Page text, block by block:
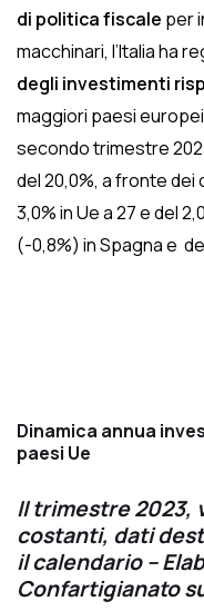
di politica fiscale per
macchinari, l’Italia ha
degli investimenti
maggiori paesi
secondo trimestre
del 20,0%, a fronte dei
3,0% in Ue a 27 e del
(-0,8%) in Spagna e
Dinamica annua
paesi Ue
II trimestre 2023,
costanti, dati
il calendario –
Confartigianato